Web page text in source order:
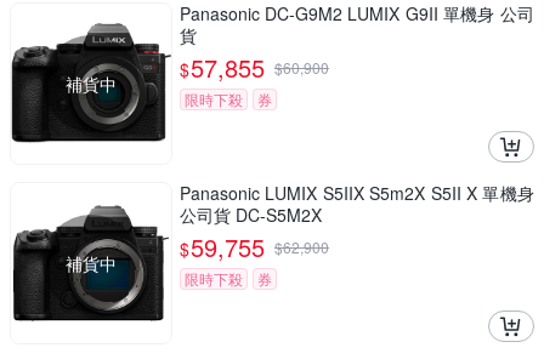
補貨中
Panasonic DC-G9M2 LUMIX G9II 單機身 公司
貨
$57,855 $60,900
限時下殺
券
補貨中
Panasonic LUMIX S5IIX S5m2X S5II X 單機身
公司貨 DC-S5M2X
$59,755 $62,900
限時下殺
券